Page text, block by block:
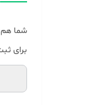
شما هم
برای